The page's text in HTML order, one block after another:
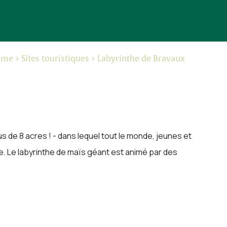
Sites touristiques Labyrinthe de Bravaux
de 8 acres ! - dans lequel tout le monde, jeunes et
labyrinthe de maïs géant est animé par des